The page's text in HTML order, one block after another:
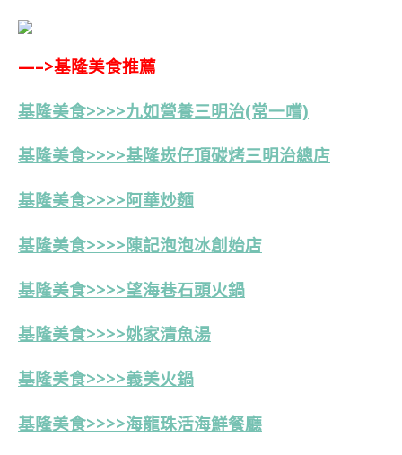
—–>基隆美食推薦
基隆美食>>>>九如營養三明治(常一嚐)
基隆美食>>>>基隆崁仔頂碳烤三明治總店
基隆美食>>>>阿華炒麵
基隆美食>>>>陳記泡泡冰創始店
基隆美食>>>>望海巷石頭火鍋
基隆美食>>>>姚家清魚湯
基隆美食>>>>義美火鍋
基隆美食>>>>海龍珠活海鮮餐廳